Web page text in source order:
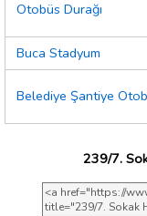
Otobüs Durağı
Buca Stadyum
Belediye Şantiye
239/7.